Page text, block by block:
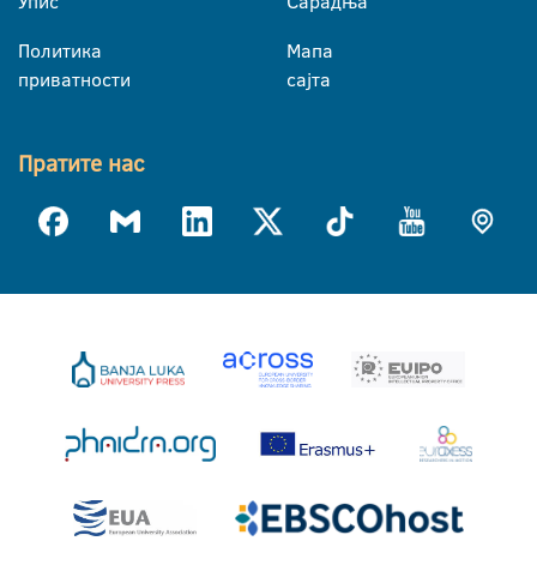
Политика
приватности
Мапа
сајта
Пратите нас